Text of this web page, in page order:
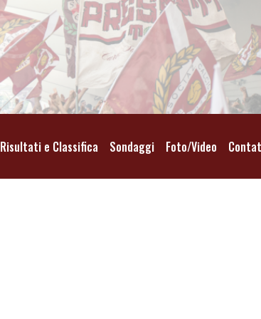
Risultati e Classifica Sondaggi Foto/Video